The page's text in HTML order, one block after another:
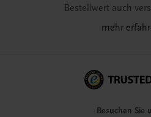
Bestellwert auch
mehr
Besuchen Sie